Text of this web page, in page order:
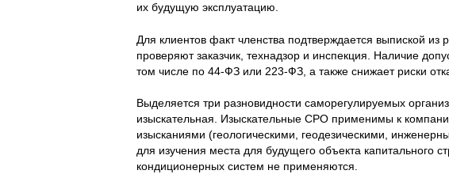
их будущую эксплуатацию.
Для клиентов факт членства подтверждается выпиской
проверяют заказчик, технадзор и инспекция. Наличие
том числе по 44-ФЗ или 223-ФЗ, а также снижает риски
Выделяется три разновидности саморегулируемых
изыскательная. Изыскательные СРО применимы к
изысканиями (геологическими, геодезическими,
для изучения места для будущего объекта капитального
кондиционерных систем не применяются.